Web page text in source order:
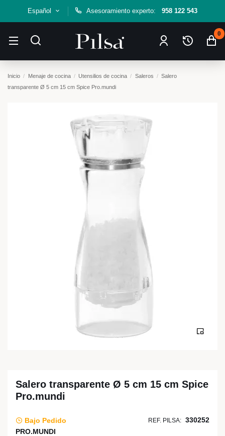
Español Asesoramiento experto: 958 122 543
0
Inicio Menaje de cocina Utensilios de cocina Saleros
Salero
transparente Ø 5 cm 15 cm Spice Pro.mundi
Salero transparente Ø 5 cm 15 cm Spice
Pro.mundi
Bajo Pedido REF. PILSA: 330252
PRO.MUNDI